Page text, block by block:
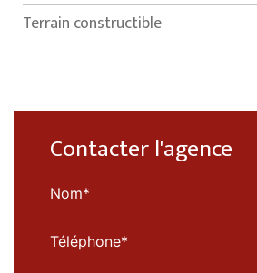
Terrain constructible
Contacter l'agence
Nom*
Téléphone*